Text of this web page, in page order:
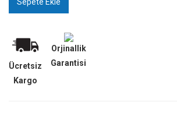
Ücretsiz
Kargo
Orjinallik
Garantisi